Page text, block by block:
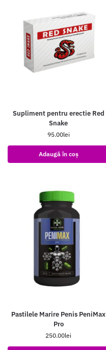
Supliment pentru erectie Red
Snake
95.00lei
Adaugă în coș
Pastilele Marire Penis PeniMax
Pro
250.00lei